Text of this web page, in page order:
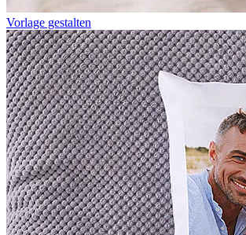
Vorlage gestalten